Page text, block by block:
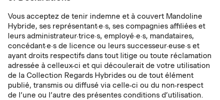
Vous acceptez de tenir indemne et à couvert Mandoline
Hybride, ses représentant·e·s, ses compagnies affiliées et
leurs administrateur·trice·s, employé·e·s, mandataires,
concédant·e·s de licence ou leurs successeur·euse·s et
ayant droits respectifs dans tout litige ou toute réclamation
adressée à celleux-ci et qui découlerait de votre utilisation
de la Collection Regards Hybrides ou de tout élément
publié, transmis ou diffusé via celle-ci ou du non-respect
de l’une ou l’autre des présentes conditions d’utilisation.